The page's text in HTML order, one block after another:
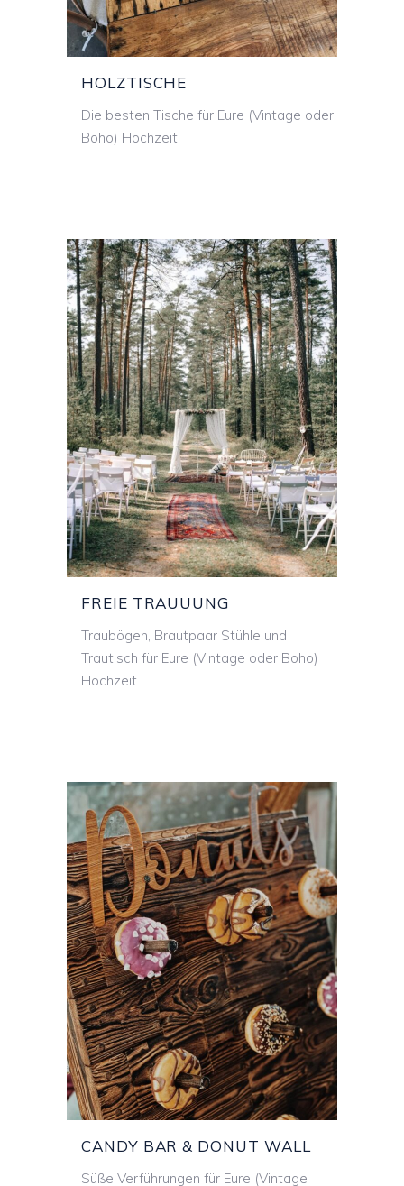
HOLZTISCHE
Die besten Tische für Eure (Vintage oder
Boho) Hochzeit.
FREIE TRAUUNG
FREIE TRAUUUNG
Traubögen, Brautpaar Stühle und
Trautisch für Eure (Vintage oder Boho)
Hochzeit
CANDY BAR &
DONUT WALL
CANDY BAR & DONUT WALL
Süße Verführungen für Eure (Vintage